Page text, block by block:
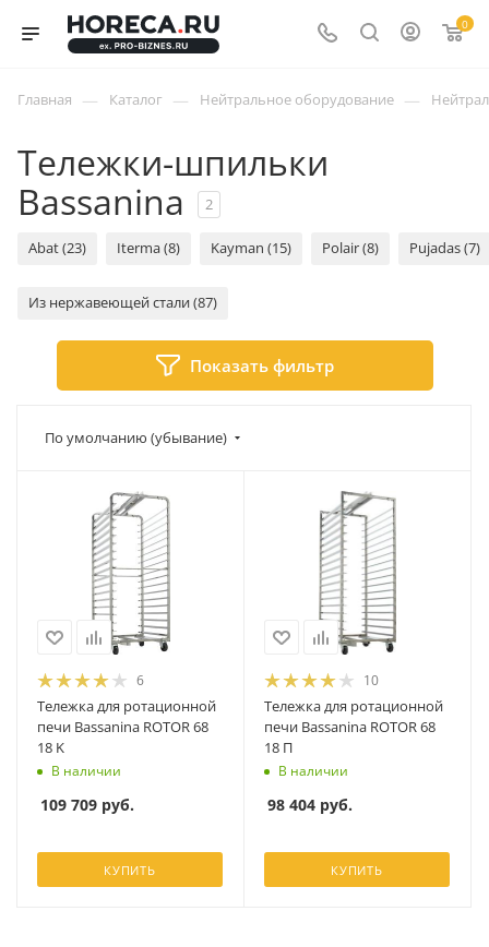
0
Главная — Каталог — Нейтральное оборудование —
Тележки-шпильки
Bassanina
2
Abat (23) Iterma (8) Kayman (15) Polair (8) Pujadas (7)
Из нержавеющей стали (87)
Показать фильтр
По умолчанию (убывание)
6
Тележка для ротационной
печи Bassanina ROTOR 68
18 K
В наличии
109 709 руб.
КУПИТЬ
10
Тележка для ротационной
печи Bassanina ROTOR 68
18 П
В наличии
98 404 руб.
КУПИТЬ